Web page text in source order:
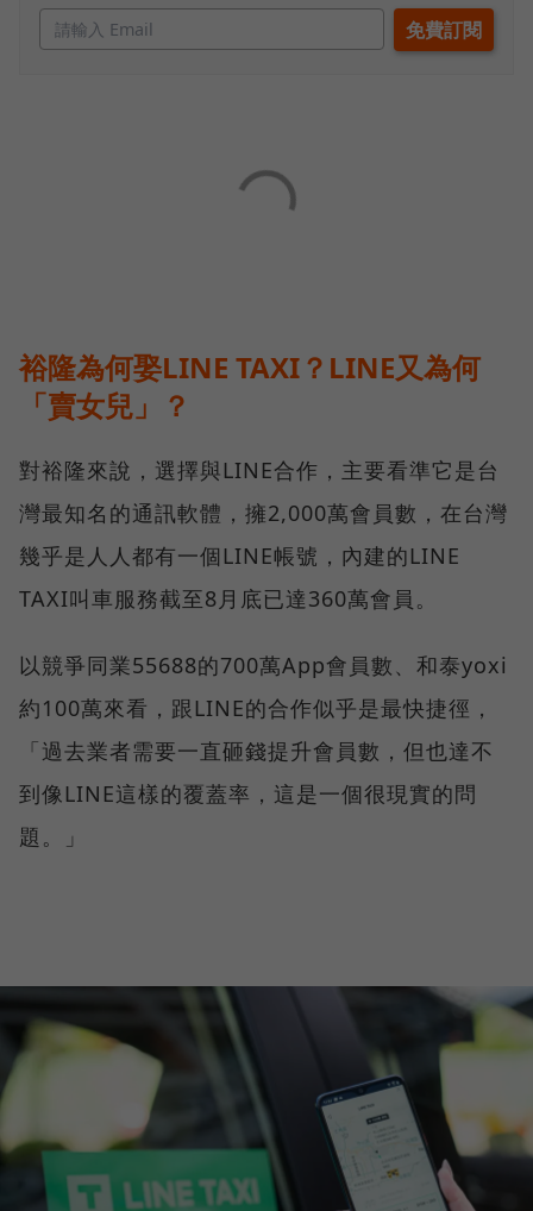
裕隆為何娶LINE TAXI？LINE又為何
「賣女兒」？
對裕隆來說，選擇與LINE合作，主要看準它是台
灣最知名的通訊軟體，擁2,000萬會員數，在台灣
幾乎是人人都有一個LINE帳號，內建的LINE
TAXI叫車服務截至8月底已達360萬會員。
以競爭同業55688的700萬App會員數、和泰yoxi
約100萬來看，跟LINE的合作似乎是最快捷徑，
「過去業者需要一直砸錢提升會員數，但也達不
到像LINE這樣的覆蓋率，這是一個很現實的問
題。」